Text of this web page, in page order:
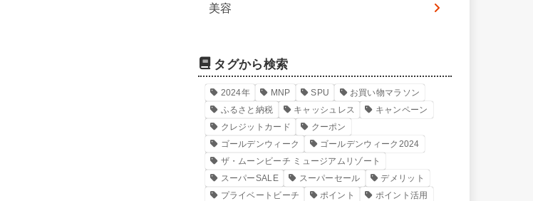
美容
タグから検索
2024年 MNP SPU
お買い物マラソン
ふるさと納税
キャッシュレス
キャンペーン
クレジットカード
クーポン
ゴールデンウィーク
ゴールデンウィーク2024
ザ・ムーンビーチ ミュージアムリゾート
スーパーSALE
スーパーセール
デメリット
プライベートビーチ
ポイント
ポイント活用